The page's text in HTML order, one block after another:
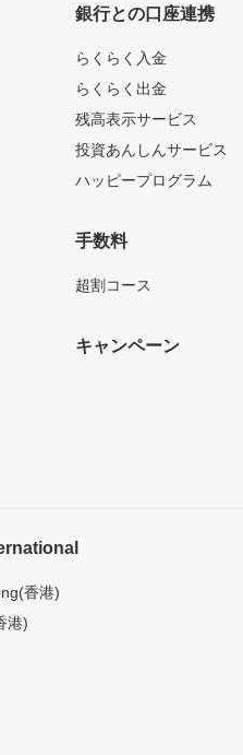
銀行との口座連携
らくらく入金
らくらく出金
残高表示サービス
投資あんしんサービス
ハッピープログラム
手数料
超割コース
キャンペーン
香港)
港)